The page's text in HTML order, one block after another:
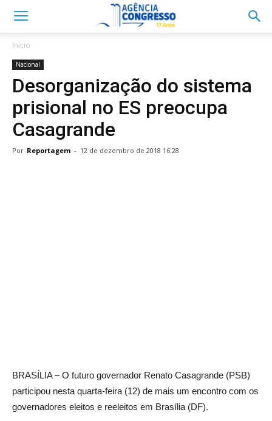
Início
Nacional
Desorganização do sistema
prisional no ES preocupa
Casagrande
Por Reportagem - 12 de dezembro de 2018 16:28
BRASÍLIA – O futuro governador Renato Casagrande (PSB)
participou nesta quarta-feira (12) de mais um encontro com os
governadores eleitos e reeleitos em Brasília (DF).